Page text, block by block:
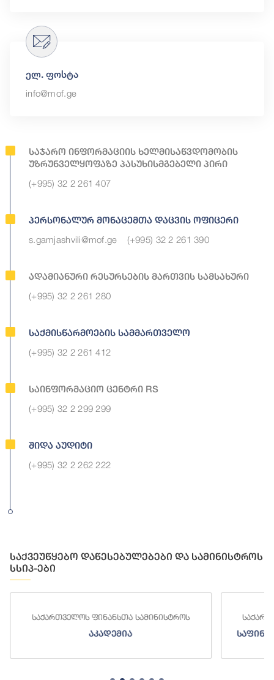
Საჯარო Ინფორმაციის Ხელმისაწვდომობის
Უზრუნველყოფაზე Პასუხისმგებელი Პირი
(+995) 32 2 261 407
Პერსონალურ Მონაცემთა Დაცვის Ოფიცერი
s.gamjashvili@mof.ge (+995) 32 2 261 390
Ადამიანური Რესურსების Მართვის Სამსახური
(+995) 32 2 261 280
Საქმისწარმოების Სამმართველო
(+995) 32 2 261 412
Საინფორმაციო Ცენტრი RS
(+995) 32 2 299 299
Შიდა Აუდიტი
(+995) 32 2 262 222
ელ. ფოსტა
info@mof.ge
საქვეუწყებო დაწესებულებები და სამინისტროს
სსიპ-ები
საქართველოს ფინანსთა სამინისტროს
აკადემია